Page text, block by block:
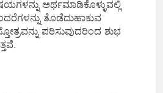
ಅರ್ಥಮಾಡಿಕೊಳ್ಳುವಲ್ಲಿ
ತೊಡೆದುಹಾಕುವ
ಪಠಿಸುವುದರಿಂದ ಶುಭ